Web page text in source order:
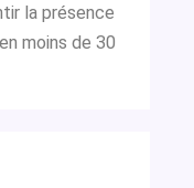
la présence
moins de 30